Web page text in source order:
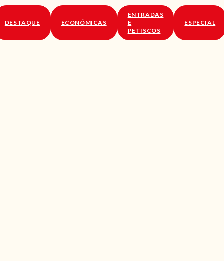
SOBRE NÓS
DESTAQUE ECONÓMICAS
ENTRADAS
E
PETISCOS
ESPECIAL